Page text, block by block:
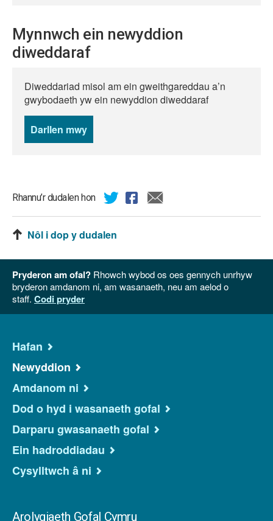
Mynnwch ein newyddion
diweddaraf
Diweddariad misol am ein gweithgareddau a’n
gwybodaeth yw ein newyddion diweddaraf
Darllen mwy
newyddion
Rhannu’r dudalen hon
Nôl i dop y dudalen
Pryderon am ofal? Rhowch wybod os oes gennych unrhyw
bryderon amdanom ni, am wasanaeth, neu am aelod o
staff. Codi pryder
Hafan
Newyddion
Amdanom ni
Dod o hyd i wasanaeth gofal
Darparu gwasanaeth gofal
Ein hadroddiadau
Cysylltwch â ni
Arolygiaeth Gofal Cymru